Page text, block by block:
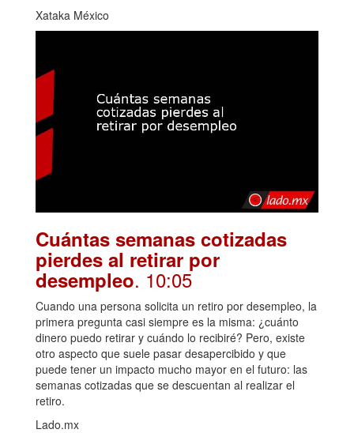
Xataka México
Cuántas semanas cotizadas
pierdes al retirar por
desempleo. 10:05
Cuando una persona solicita un retiro por desempleo, la
primera pregunta casi siempre es la misma: ¿cuánto
dinero puedo retirar y cuándo lo recibiré? Pero, existe
otro aspecto que suele pasar desapercibido y que
puede tener un impacto mucho mayor en el futuro: las
semanas cotizadas que se descuentan al realizar el
retiro.
Lado.mx